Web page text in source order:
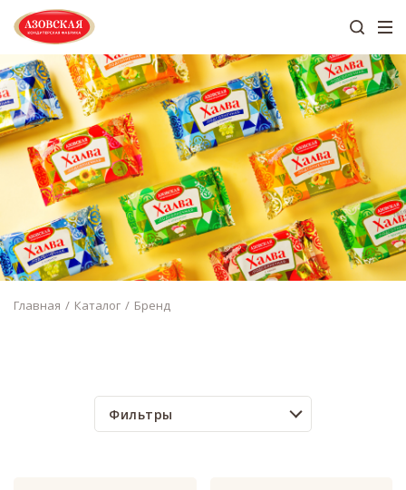
Главная Каталог Бренд
Фильтры